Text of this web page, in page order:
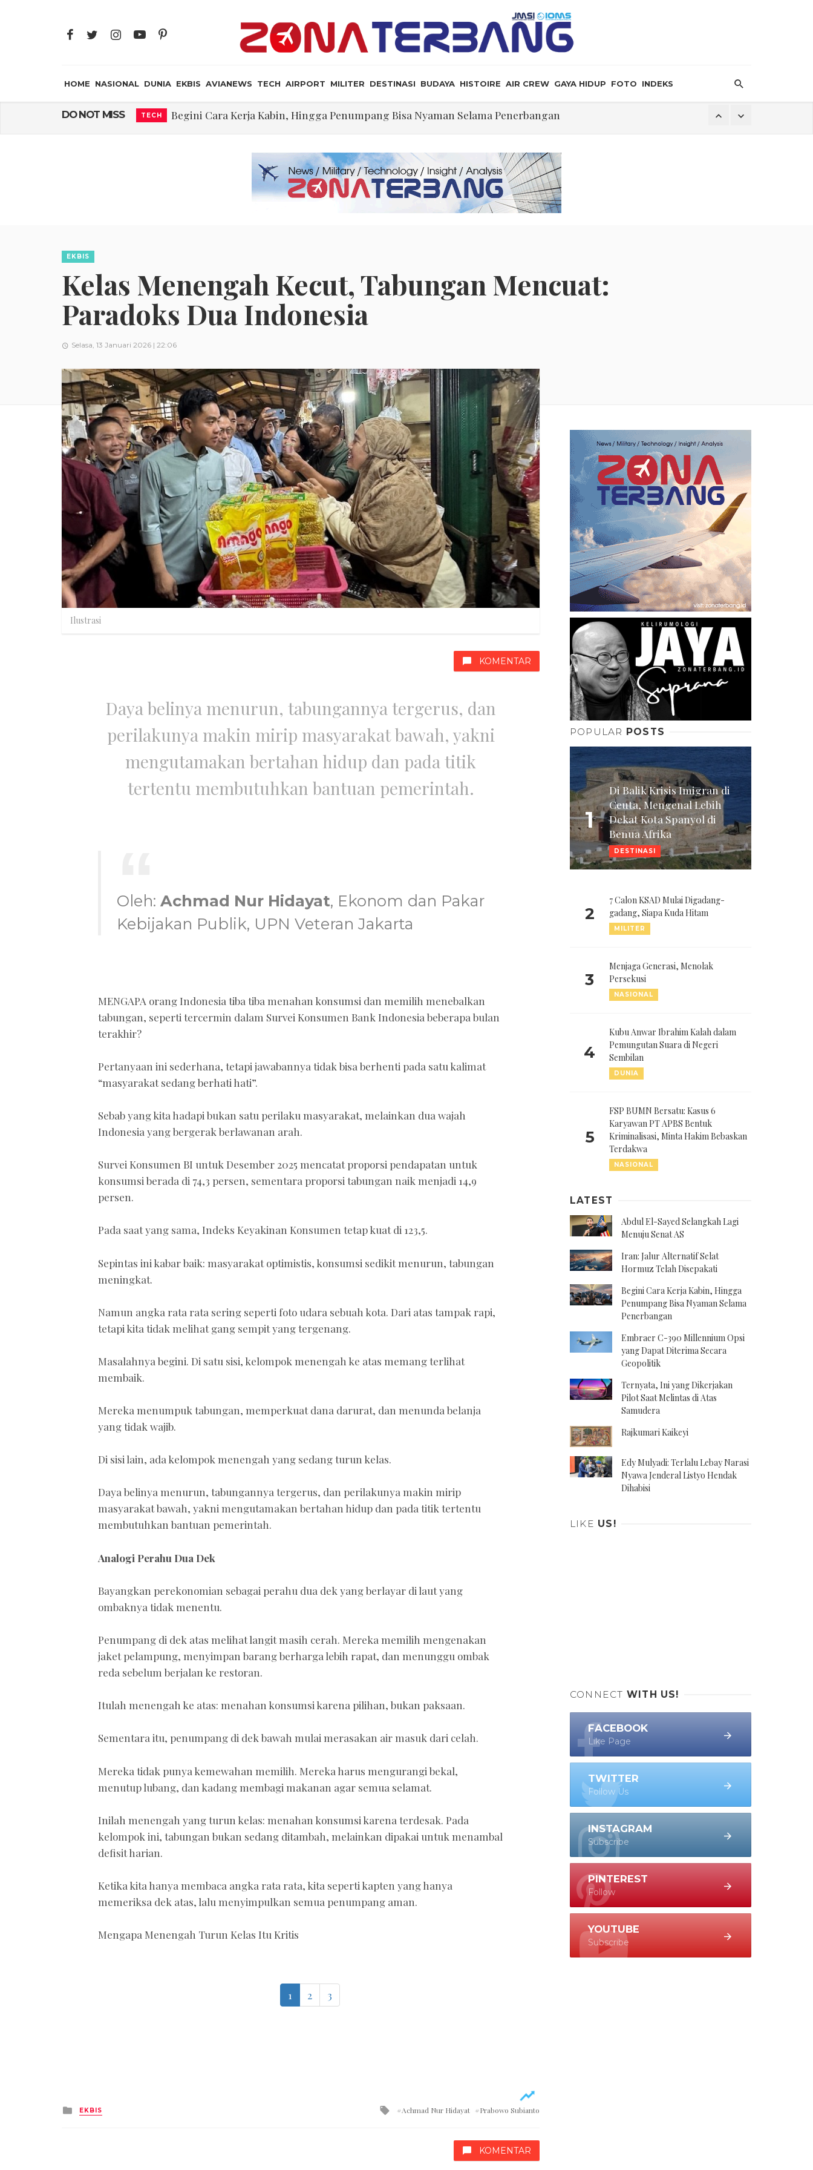
HOME NASIONAL DUNIA EKBIS AVIANEWS TECH AIRPORT MILITER DESTINASI BUDAYA HISTOIRE AIR CREW GAYA HIDUP FOTO INDEKS
DO NOT MISS TECH Begini Cara Kerja Kabin, Hingga Penumpang Bisa Nyaman Selama Penerbangan
Ternyata, Ini yang Dikerjakan Pilot Saat Melintas di Atas Samudera
Rajkumari Kaikeyi
Edy Mulyadi: Terlalu Lebay Narasi Nyawa Jenderal Listyo Hendak Dihabisi
EKBIS
Kelas Menengah Kecut, Tabungan Mencuat:
Paradoks Dua Indonesia
Selasa, 13 Januari 2026 | 22:06
Ilustrasi
KOMENTAR
Daya belinya menurun, tabungannya tergerus, dan
perilakunya makin mirip masyarakat bawah, yakni
mengutamakan bertahan hidup dan pada titik
tertentu membutuhkan bantuan pemerintah.
Oleh: Achmad Nur Hidayat, Ekonom dan Pakar
Kebijakan Publik, UPN Veteran Jakarta
MENGAPA orang Indonesia tiba tiba menahan konsumsi dan memilih menebalkan
tabungan, seperti tercermin dalam Survei Konsumen Bank Indonesia beberapa bulan
terakhir?
Pertanyaan ini sederhana, tetapi jawabannya tidak bisa berhenti pada satu kalimat
“masyarakat sedang berhati hati”.
Sebab yang kita hadapi bukan satu perilaku masyarakat, melainkan dua wajah
Indonesia yang bergerak berlawanan arah.
Survei Konsumen BI untuk Desember 2025 mencatat proporsi pendapatan untuk
konsumsi berada di 74,3 persen, sementara proporsi tabungan naik menjadi 14,9
persen.
Pada saat yang sama, Indeks Keyakinan Konsumen tetap kuat di 123,5.
Sepintas ini kabar baik: masyarakat optimistis, konsumsi sedikit menurun, tabungan
meningkat.
Namun angka rata rata sering seperti foto udara sebuah kota. Dari atas tampak rapi,
tetapi kita tidak melihat gang sempit yang tergenang.
Masalahnya begini. Di satu sisi, kelompok menengah ke atas memang terlihat
membaik.
Mereka menumpuk tabungan, memperkuat dana darurat, dan menunda belanja
yang tidak wajib.
Di sisi lain, ada kelompok menengah yang sedang turun kelas.
Daya belinya menurun, tabungannya tergerus, dan perilakunya makin mirip
masyarakat bawah, yakni mengutamakan bertahan hidup dan pada titik tertentu
membutuhkan bantuan pemerintah.
Analogi Perahu Dua Dek
Bayangkan perekonomian sebagai perahu dua dek yang berlayar di laut yang
ombaknya tidak menentu.
Penumpang di dek atas melihat langit masih cerah. Mereka memilih mengenakan
jaket pelampung, menyimpan barang berharga lebih rapat, dan menunggu ombak
reda sebelum berjalan ke restoran.
Itulah menengah ke atas: menahan konsumsi karena pilihan, bukan paksaan.
Sementara itu, penumpang di dek bawah mulai merasakan air masuk dari celah.
Mereka tidak punya kemewahan memilih. Mereka harus mengurangi bekal,
menutup lubang, dan kadang membagi makanan agar semua selamat.
Inilah menengah yang turun kelas: menahan konsumsi karena terdesak. Pada
kelompok ini, tabungan bukan sedang ditambah, melainkan dipakai untuk menambal
defisit harian.
Ketika kita hanya membaca angka rata rata, kita seperti kapten yang hanya
memeriksa dek atas, lalu menyimpulkan semua penumpang aman.
Mengapa Menengah Turun Kelas Itu Kritis
1 2 3
Posted
in
EKBIS Tagged
Achmad Nur Hidayat Prabowo Subianto
KOMENTAR
POPULAR POSTS
1
Di Balik Krisis Imigran di
Ceuta, Mengenal Lebih
Dekat Kota Spanyol di
Benua Afrika
DESTINASI
2
7 Calon KSAD Mulai Digadang-
gadang, Siapa Kuda Hitam
MILITER
3
Menjaga Generasi, Menolak
Persekusi
NASIONAL
4
Kubu Anwar Ibrahim Kalah dalam
Pemungutan Suara di Negeri
Sembilan
DUNIA
5
FSP BUMN Bersatu: Kasus 6
Karyawan PT APBS Bentuk
Kriminalisasi, Minta Hakim Bebaskan
Terdakwa
NASIONAL
LATEST
Abdul El-Sayed Selangkah Lagi
Menuju Senat AS
Iran: Jalur Alternatif Selat
Hormuz Telah Disepakati
Begini Cara Kerja Kabin, Hingga
Penumpang Bisa Nyaman Selama
Penerbangan
Embraer C-390 Millennium Opsi
yang Dapat Diterima Secara
Geopolitik
Ternyata, Ini yang Dikerjakan
Pilot Saat Melintas di Atas
Samudera
Rajkumari Kaikeyi
Edy Mulyadi: Terlalu Lebay Narasi
Nyawa Jenderal Listyo Hendak
Dihabisi
LIKE US!
CONNECT WITH US!
FACEBOOK
Like Page
TWITTER
Follow Us
INSTAGRAM
Subscribe
PINTEREST
Follow
YOUTUBE
Subscribe